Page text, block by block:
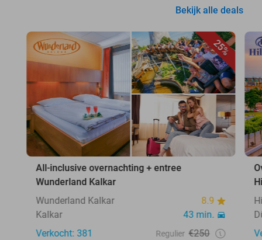
Bekijk alle deals
25%
All-inclusive overnachting + entree
Wunderland Kalkar
Wunderland Kalkar
8.9
Kalkar
43 min.
Verkocht: 381
Regulier €250